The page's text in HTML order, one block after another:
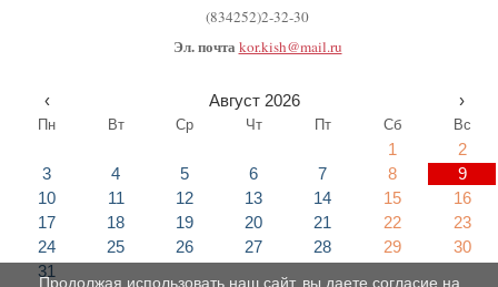
(834252)2-32-30
Эл. почта kor.kish@mail.ru
‹ Август 2026 ›
Пн Вт Ср Чт Пт Сб Вс
1
2
3
4 5 6 7 8
9
10
11 12 13 14 15
16
17
18 19 20 21 22
23
24
25 26 27 28 29
30
31
Продолжая использовать наш сайт, вы даете согласие на